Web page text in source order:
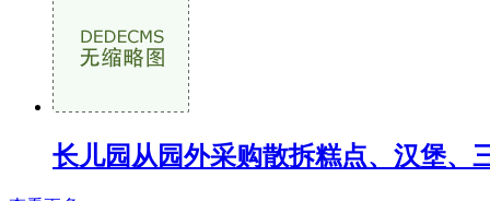
长儿园从园外采购散拆糕点、汉堡、